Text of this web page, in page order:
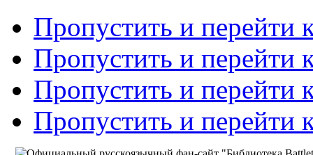
Пропустить и перейти
Пропустить и перейти
Пропустить и перейти
Пропустить и перейти